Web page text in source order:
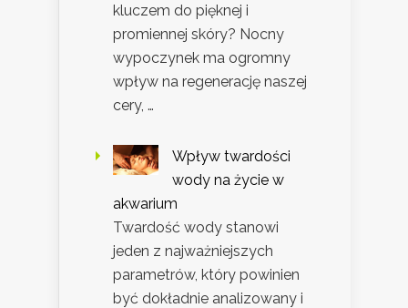
kluczem do pięknej i
promiennej skóry? Nocny
wypoczynek ma ogromny
wpływ na regenerację naszej
cery, …
Wpływ twardości
wody na życie w
akwarium
Twardość wody stanowi
jeden z najważniejszych
parametrów, który powinien
być dokładnie analizowany i